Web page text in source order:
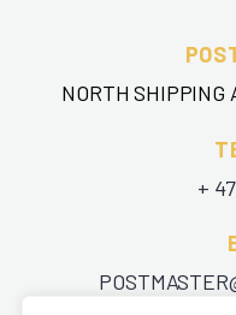
NORTH SHIPPING
+